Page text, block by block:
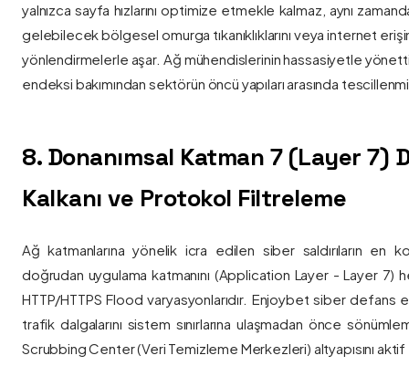
yalnızca sayfa hızlarını optimize etmekle kalmaz, aynı
gelebilecek bölgesel omurga tıkanıklıklarını veya internet
yönlendirmelerle aşar. Ağ mühendislerinin hassasiyetle
endeksi bakımından sektörün öncü yapıları arasında
8. Donanımsal Katman 7 (Layer 7)
Kalkanı ve Protokol Filtreleme
Ağ katmanlarına yönelik icra edilen siber saldırıların en
doğrudan uygulama katmanını (Application Layer - Layer 7)
HTTP/HTTPS Flood varyasyonlarıdır. Enjoybet siber
trafik dalgalarını sistem sınırlarına ulaşmadan önce
Scrubbing Center (Veri Temizleme Merkezleri) altyapısını